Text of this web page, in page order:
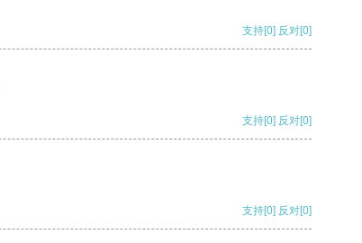
支持[0] 反对[0]
支持[0] 反对[0]
支持[0] 反对[0]